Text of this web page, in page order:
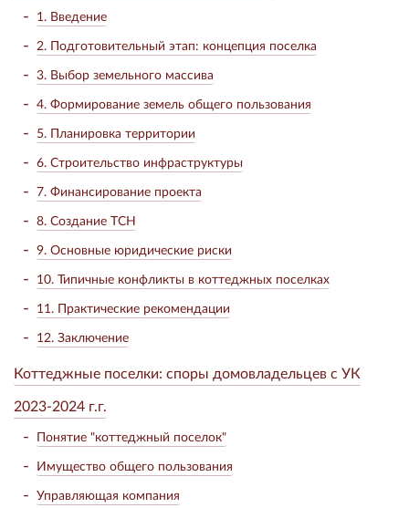
1. Введение
2. Подготовительный этап: концепция поселка
3. Выбор земельного массива
4. Формирование земель общего пользования
5. Планировка территории
6. Строительство инфраструктуры
7. Финансирование проекта
8. Создание ТСН
9. Основные юридические риски
10. Типичные конфликты в коттеджных поселках
11. Практические рекомендации
12. Заключение
Коттеджные поселки: споры домовладельцев с УК
2023-2024 г.г.
Понятие "коттеджный поселок"
Имущество общего пользования
Управляющая компания